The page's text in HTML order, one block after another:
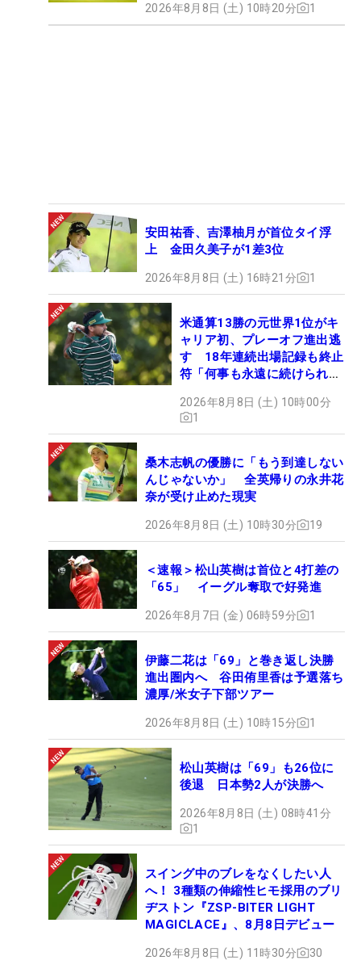
2026年8月8日 (土) 10時20分 1
安田祐香、吉澤柚月が首位タイ浮
上 金田久美子が1差3位
2026年8月8日 (土) 16時21分 1
米通算13勝の元世界1位がキ
ャリア初、プレーオフ進出逃
す 18年連続出場記録も終止
符「何事も永遠に続けられな
2026年8月8日 (土) 10時00分
1
桑木志帆の優勝に「もう到達しない
んじゃないか」 全英帰りの永井花
奈が受け止めた現実
2026年8月8日 (土) 10時30分 19
＜速報＞松山英樹は首位と4打差の
「65」 イーグル奪取で好発進
2026年8月7日 (金) 06時59分 1
伊藤二花は「69」と巻き返し決勝
進出圏内へ 谷田侑里香は予選落ち
濃厚/米女子下部ツアー
2026年8月8日 (土) 10時15分 1
松山英樹は「69」も26位に
後退 日本勢2人が決勝へ
2026年8月8日 (土) 08時41分
1
スイング中のブレをなくしたい人
へ！ 3種類の伸縮性ヒモ採用のブリ
ヂストン『ZSP-BITER LIGHT
MAGICLACE』、8月8日デビュー
2026年8月8日 (土) 11時30分 30